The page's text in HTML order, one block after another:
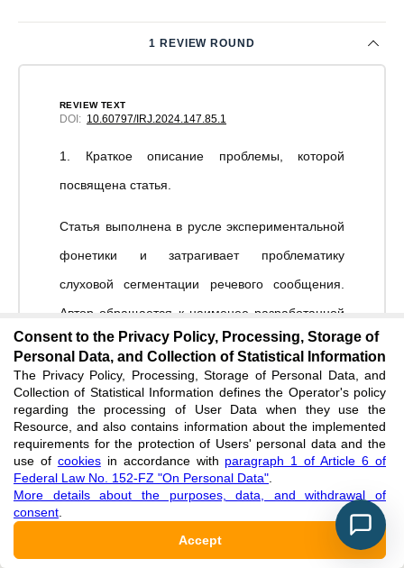
1 REVIEW ROUND
REVIEW TEXT
DOI: 10.60797/IRJ.2024.147.85.1
1. Краткое описание проблемы, которой
посвящена статья.
Статья выполнена в русле экспериментальной
фонетики и затрагивает проблематику
слуховой сегментации речевого сообщения.
Автор обращается к наименее разработанной
сфере изучения речевого сигнала – его
макросегментации. Исследование выполнено
на сопоставительном материале, полученном
в ходе экспериментов с участием аудиторов из
Западной и Восточной Германии, Австрии,
Швейцарии, а также русских информантов –
опытных преподавателей-филологов.
2. Степень актуальности предоставляемой
Consent to the Privacy Policy, Processing, Storage of
Personal Data, and Collection of Statistical Information
The Privacy Policy, Processing, Storage of Personal Data, and
Collection of Statistical Information defines the Operator's policy
regarding the processing of User Data when they use the
Resource, and also contains information about the implemented
requirements for the protection of Users' personal data and the
use of cookiesin accordance with paragraph 1 of Article 6 of
Federal Law No. 152-FZ "On Personal Data"
More details about the purposes, data, and withdrawal of
consent
Accept